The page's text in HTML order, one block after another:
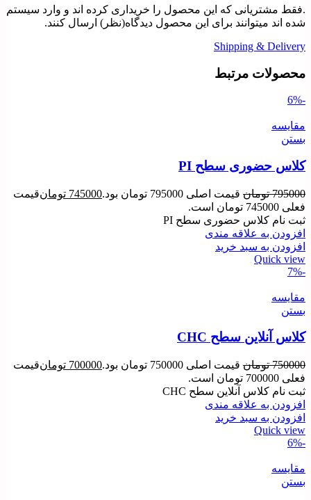
.فقط مشتریانی که این محصول را خریداری کرده اند و وارد سیستم
شده اند میتوانند برای این محصول دیدگاه(نظر) ارسال کنند.
Shipping & Delivery
محصولات مرتبط
-6%
مقایسه
بستن
کلاس حضوری سطح PI
795000 تومان قیمت اصلی 795000 تومان بود. 745000 تومانقیمت
فعلی 745000 تومان است.
ثبت نام کلاس حضوری سطح PI
افزودن به علاقه مندی
افزودن به سبد خرید
Quick view
-7%
مقایسه
بستن
کلاس آنلاین سطح CHC
750000 تومان قیمت اصلی 750000 تومان بود. 700000 تومانقیمت
فعلی 700000 تومان است.
ثبت نام کلاس آنلاین سطح CHC
افزودن به علاقه مندی
افزودن به سبد خرید
Quick view
-6%
مقایسه
بستن